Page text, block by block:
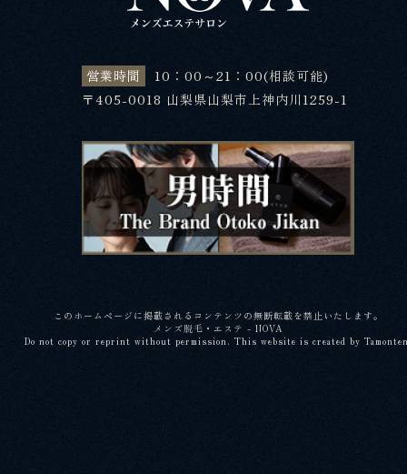
営業時間
10：00～21：00(相談可能)
〒405-0018 山梨県山梨市上神内川1259-1
このホームページに掲載されるコンテンツの無断転載を禁止いたします。
メンズ脱毛・エステ - NOVA
Do not copy or reprint without permission. This website is created by